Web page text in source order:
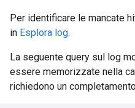
Per identificare le mancate
in Esplora log.
La seguente query sul log
essere memorizzate nella
richiedono un